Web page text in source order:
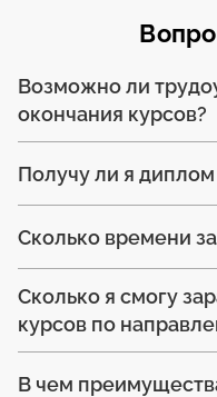
Возможно ли
окончания курсов?
Получу ли я
Сколько времени
Сколько я смогу
курсов по
В чем